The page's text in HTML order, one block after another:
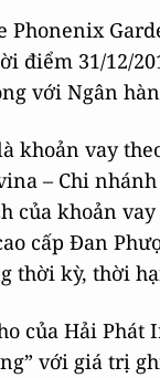
điểm 31/12/
với Ngân
khoản vay
– Chi
của khoản
cấp Đan
thời kỳ, thời
của Hải Phát
với giá trị